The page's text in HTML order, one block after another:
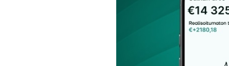
Tilaa SalkunRakentajan uutiskirje